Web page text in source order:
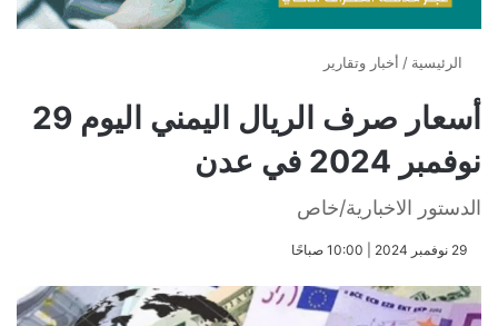
الرئيسية / أخبار وتقارير
أسعار صرف الريال اليمني اليوم 29
نوفمبر 2024 في عدن
الدستور الاخبارية/خاص
​29 نوفمبر 2024 | 10:00 صباحًا